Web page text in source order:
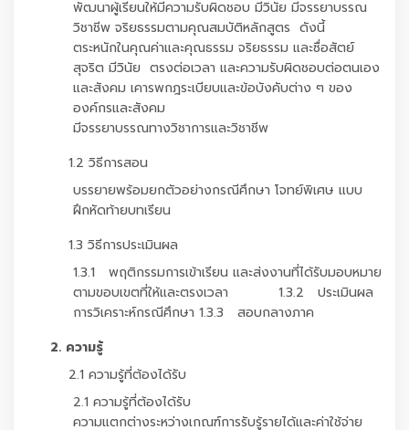
พัฒนาผู้เรียนให้มีความรับผิดชอบ มีวินัย มีจรรยาบรรณ
วิชาชีพ จริยธรรมตามคุณสมบัติหลักสูตร ดังนี้
ตระหนักในคุณค่าและคุณธรรม จริยธรรม และซื่อสัตย์
สุจริต มีวินัย ตรงต่อเวลา และความรับผิดชอบต่อตนเอง
และสังคม เคารพกฎระเบียบและข้อบังคับต่าง ๆ ของ
องค์กรและสังคม
มีจรรยาบรรณทางวิชาการและวิชาชีพ
1.2 วิธีการสอน
บรรยายพร้อมยกตัวอย่างกรณีศึกษา โจทย์พิเศษ แบบ
ฝึกหัดท้ายบทเรียน
1.3 วิธีการประเมินผล
1.3.1 พฤติกรรมการเข้าเรียน และส่งงานที่ได้รับมอบหมาย
ตามขอบเขตที่ให้และตรงเวลา 1.3.2 ประเมินผล
การวิเคราะห์กรณีศึกษา 1.3.3 สอบกลางภาค
2. ความรู้
2.1 ความรู้ที่ต้องได้รับ
2.1 ความรู้ที่ต้องได้รับ
ความแตกต่างระหว่างเกณฑ์การรับรู้รายได้และค่าใช้จ่าย